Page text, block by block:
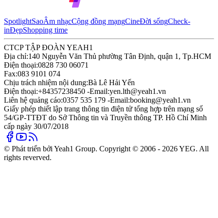
SpotlightSaoÂm nhạcCộng đồng mạngCineĐời sốngCheck-
inĐẹpShopping time
CTCP TẬP ĐOÀN YEAH1
Địa chỉ:140 Nguyễn Văn Thủ phường Tân Định, quận 1, Tp.HCM
Điện thoại:0828 730 06071
Fax:083 9101 074
Chịu trách nhiệm nội dung:Bà Lê Hải Yến
Điện thoại:+84357238450 -Email:yen.lth@yeah1.vn
Liên hệ quảng cáo:0357 535 179 -Email:booking@yeah1.vn
Giấy phép thiết lập trang thông tin điện tử tổng hợp trên mạng số
54/GP-TTĐT do Sở Thông tin và Truyền thông TP. Hồ Chí Minh
cấp ngày 30/07/2018
© Phát triển bởi Yeah1 Group. Copyright © 2006 - 2026 YEG. All
rights reverved.